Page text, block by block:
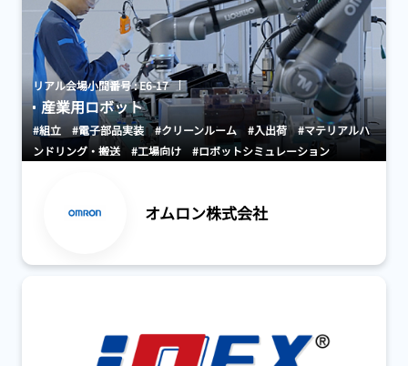
リアル会場小間番号 : E6-17
産業用ロボット
#組立 #電子部品実装 #クリーンルーム #入出荷
#マテリアルハ
ンドリング・搬送
#工場向け
#ロボットシミュレーション
オムロン株式会社